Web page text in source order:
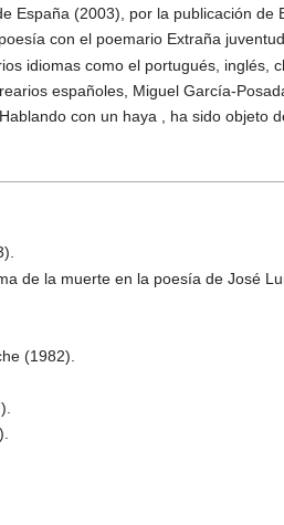
España (2003), por la publicación
con el poemario Extraña
idiomas como el portugués, inglés,
españoles, Miguel García-
con un haya , ha sido objeto
de la muerte en la poesía de José
(1982).